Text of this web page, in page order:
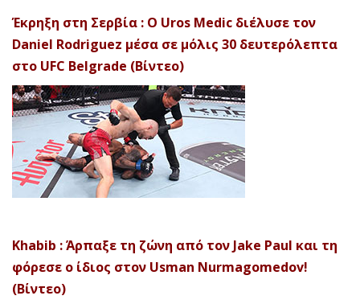
Έκρηξη στη Σερβία : Ο Uros Medic διέλυσε τον
Daniel Rodriguez μέσα σε μόλις 30 δευτερόλεπτα
στο UFC Belgrade (Βίντεο)
Khabib : Άρπαξε τη ζώνη από τον Jake Paul και τη
φόρεσε ο ίδιος στον Usman Nurmagomedov!
(Βίντεο)